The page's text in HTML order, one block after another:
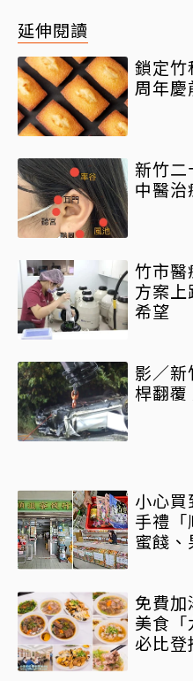
延伸閱讀
鎖定竹
周年
新竹
中醫
竹市醫
方案
希望
影／
桿翻
小心
手禮
蜜餞
免費
美食
必比